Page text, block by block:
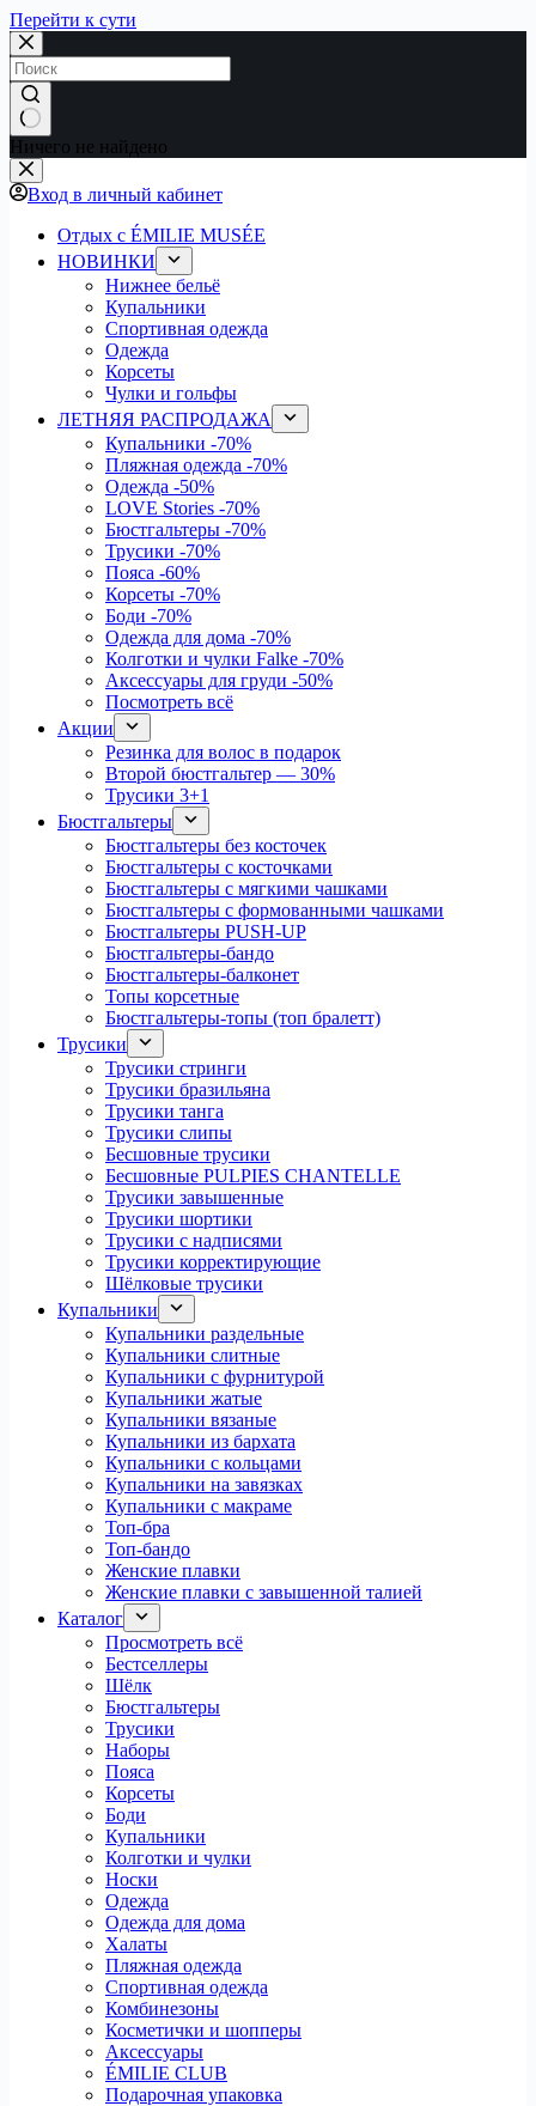
Перейти к сути
Ничего не найдено
Вход в личный кабинет
Отдых с ÉMILIE MUSÉE
НОВИНКИ
Нижнее бельё
Купальники
Спортивная одежда
Одежда
Корсеты
Чулки и гольфы
ЛЕТНЯЯ РАСПРОДАЖА
Купальники -70%
Пляжная одежда -70%
Одежда -50%
LOVE Stories -70%
Бюстгальтеры -70%
Трусики -70%
Пояса -60%
Корсеты -70%
Боди -70%
Одежда для дома -70%
Колготки и чулки Falke -70%
Аксессуары для груди -50%
Посмотреть всё
Акции
Резинка для волос в подарок
Второй бюстгальтер — 30%
Трусики 3+1
Бюстгальтеры
Бюстгальтеры без косточек
Бюстгальтеры с косточками
Бюстгальтеры с мягкими чашками
Бюстгальтеры с формованными чашками
Бюстгальтеры PUSH-UP
Бюстгальтеры-бандо
Бюстгальтеры-балконет
Топы корсетные
Бюстгальтеры-топы (топ бралетт)
Трусики
Трусики стринги
Трусики бразильяна
Трусики танга
Трусики слипы
Бесшовные трусики
Бесшовные PULPIES CHANTELLE
Трусики завышенные
Трусики шортики
Трусики с надписями
Трусики корректирующие
Шёлковые трусики
Купальники
Купальники раздельные
Купальники слитные
Купальники с фурнитурой
Купальники жатые
Купальники вязаные
Купальники из бархата
Купальники с кольцами
Купальники на завязках
Купальники с макраме
Топ-бра
Топ-бандо
Женские плавки
Женские плавки с завышенной талией
Каталог
Просмотреть всё
Бестселлеры
Шёлк
Бюстгальтеры
Трусики
Наборы
Пояса
Корсеты
Боди
Купальники
Колготки и чулки
Носки
Одежда
Одежда для дома
Халаты
Пляжная одежда
Спортивная одежда
Комбинезоны
Косметички и шопперы
Аксессуары
ÉMILIE CLUB
Подарочная упаковка